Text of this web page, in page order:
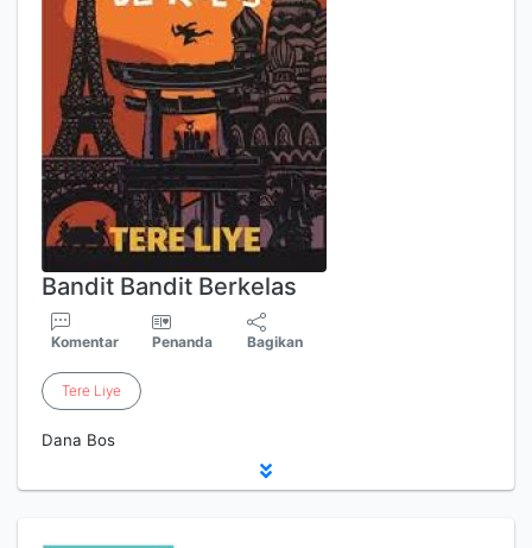
Bandit Bandit Berkelas
Komentar Penanda Bagikan
Tere Liye
Dana Bos